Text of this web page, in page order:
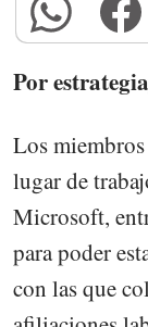
Por
Los
lugar de
Microsoft,
para poder
con las que